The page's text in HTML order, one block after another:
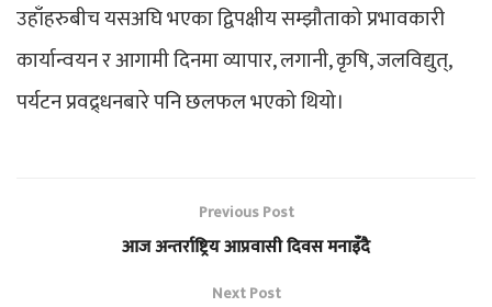
उहाँहरुबीच यसअघि भएका द्विपक्षीय सम्झौताको प्रभावकारी
कार्यान्वयन र आगामी दिनमा व्यापार, लगानी, कृषि, जलविद्युत्,
पर्यटन प्रवद्र्धनबारे पनि छलफल भएको थियो।
Previous Post
आज अन्तर्राष्ट्रिय आप्रवासी दिवस मनाइँदै
Next Post